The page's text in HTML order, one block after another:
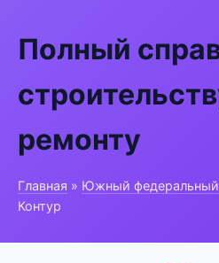
Полный
ремонту
Главная » Южный федеральный
Контур